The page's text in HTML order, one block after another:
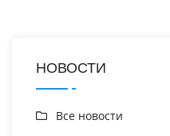
НОВОСТИ
Все новости